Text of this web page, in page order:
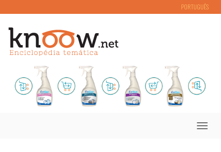
PORTUGUÊS
Toggle